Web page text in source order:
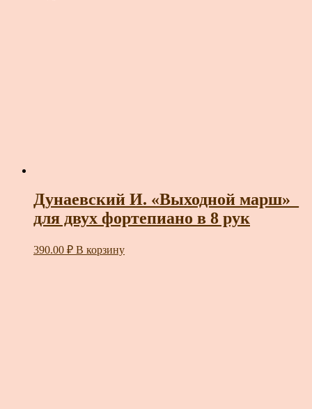
Дунаевский И. «Выходной марш»_
для двух фортепиано в 8 рук
390.00 ₽ В корзину